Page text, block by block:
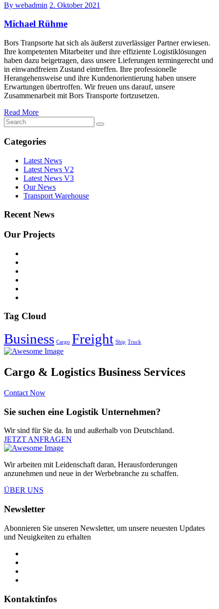
By webadmin 2. Oktober 2021
Michael Rühme
Bors Tranpsorte hat sich als äußerst zuverlässiger Partner erwiesen.
Ihre kompetenten Mitarbeiter und ihre effiziente Logistiklösungen
haben dazu beigetragen, dass unsere Lieferungen termingerecht und
in einwandfreiem Zustand eintreffen. Ihre professionelle
Herangehensweise und ihre Kundenorientierung haben unsere
Erwartungen übertroffen. Wir freuen uns darauf, unsere
Zusammenarbeit mit Bors Transporte fortzusetzen.
Read More
Categories
Latest News
Latest News V2
Latest News V3
Our News
Transport Warehouse
Recent News
Our Projects
Tag Cloud
Business Cargo Freight Ship Truck
Cargo & Logistics Business Services
Contact Now
Sie suchen eine Logistik Unternehmen?
Wir sind für Sie da. In und außerhalb von Deutschland.
JETZT ANFRAGEN
Wir arbeiten mit Leidenschaft daran, Herausforderungen
anzunehmen und neue in der Werbebranche zu schaffen.
ÜBER UNS
Newsletter
Abonnieren Sie unseren Newsletter, um unsere neuesten Updates
und Neuigkeiten zu erhalten
Kontaktinfos